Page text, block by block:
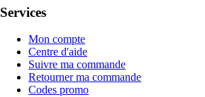
Services
Mon compte
Centre d'aide
Suivre ma commande
Retourner ma commande
Codes promo